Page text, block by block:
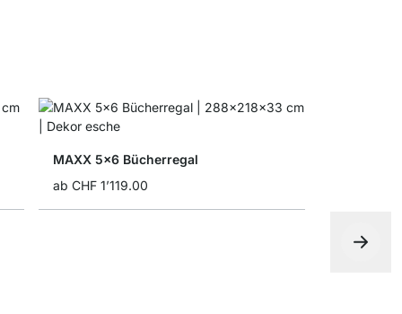
MAXX 5x6 Bücherregal
ab CHF 1’119.00